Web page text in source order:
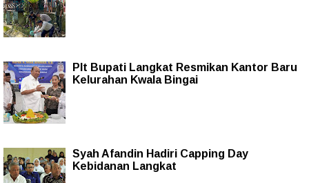
Plt Bupati Langkat Resmikan Kantor Baru
Kelurahan Kwala Bingai
Syah Afandin Hadiri Capping Day
Kebidanan Langkat